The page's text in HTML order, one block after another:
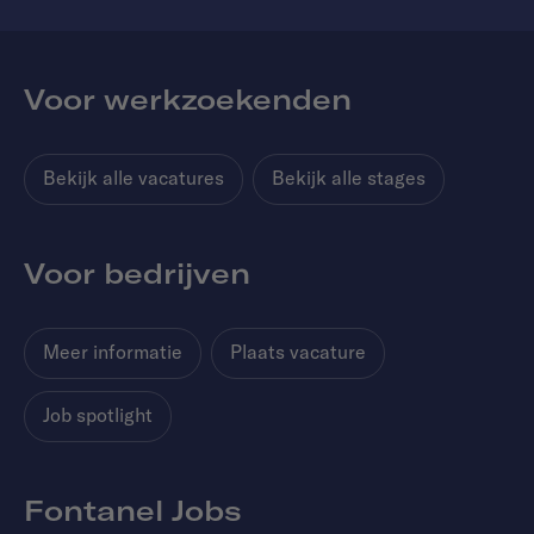
Voor werkzoekenden
Bekijk alle vacatures Bekijk alle stages
Voor bedrijven
Meer informatie Plaats vacature
Job spotlight
Fontanel Jobs